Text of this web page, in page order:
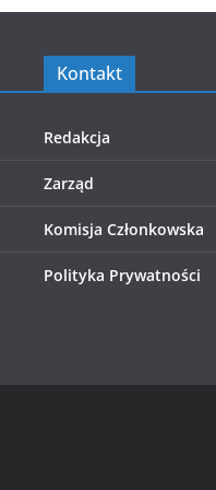
Kontakt
Redakcja
Zarząd
Komisja Członkowska
Polityka Prywatności